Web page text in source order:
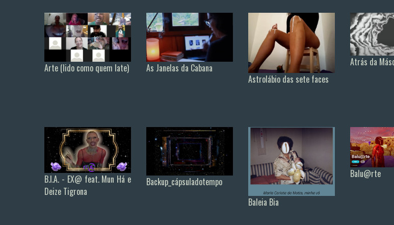
Arte (lido como quem late)
As Janelas da Cabana
Astrolábio das sete faces
Atrás da
B.I.A. - EX@ feat. Mun Há e
Deize Tigrona
Backup_cápsuladotempo
Baleia Bia
Balu@rte